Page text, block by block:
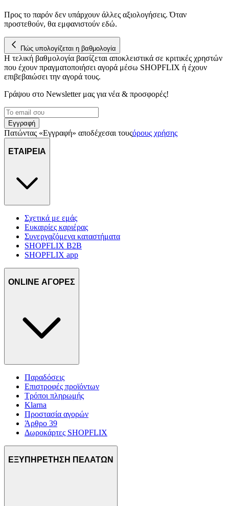
Προς το παρόν δεν υπάρχουν άλλες αξιολογήσεις. Όταν
προστεθούν, θα εμφανιστούν εδώ.
Πώς υπολογίζεται η βαθμολογία
Η τελική βαθμολογία βασίζεται αποκλειστικά σε κριτικές χρηστών
που έχουν πραγματοποιήσει αγορά μέσω SHOPFLIX ή έχουν
επιβεβαιώσει την αγορά τους.
Γράψου στο Νewsletter μας για νέα & προσφορές!
Εγγραφή
Πατώντας «Εγγραφή» αποδέχεσαι τουςόρους χρήσης
ΕΤΑΙΡΕΙΑ
Σχετικά με εμάς
Ευκαιρίες καριέρας
Συνεργαζόμενα καταστήματα
SHOPFLIX B2B
SHOPFLIX app
ONLINE ΑΓΟΡΕΣ
Παραδόσεις
Επιστροφές προϊόντων
Τρόποι πληρωμής
Klarna
Προστασία αγορών
Άρθρο 39
Δωροκάρτες SHOPFLIX
ΕΞΥΠΗΡΕΤΗΣΗ ΠΕΛΑΤΩΝ